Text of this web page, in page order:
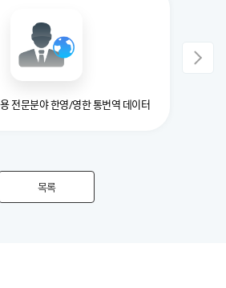
전문분야 한영/영한 통번역 데이터
목록